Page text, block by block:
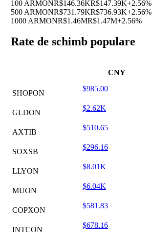
100 ARMONR$146.36KR$147.39K+2.56%
500 ARMONR$731.79KR$736.93K+2.56%
1000 ARMONR$1.46MR$1.47M+2.56%
Rate de schimb populare
CNY
SHOPON
$985.00
GLDON
$2.62K
AXTIB
$510.65
SOXSB
$296.16
LLYON
$8.01K
MUON
$6.04K
COPXON
$581.83
INTCON
$678.16